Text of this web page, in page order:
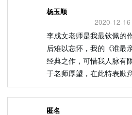
杨玉顺
2020-12-
李成文老师是我最钦佩的
后难以忘怀，我的《谁最
经典之作，可惜我人脉有
于老师厚望，在此特表歉
匿名